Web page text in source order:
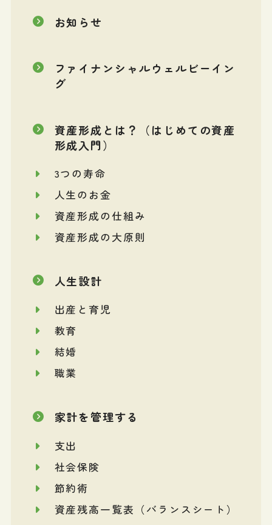
お知らせ
ファイナンシャルウェルビーイン
グ
資産形成とは？（はじめての資産
形成入門）
3つの寿命
人生のお金
資産形成の仕組み
資産形成の大原則
人生設計
出産と育児
教育
結婚
職業
家計を管理する
支出
社会保険
節約術
資産残高一覧表（バランスシート）